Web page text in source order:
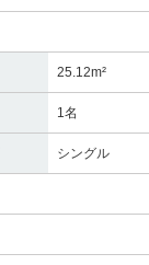
25.12m²
1名
シングル